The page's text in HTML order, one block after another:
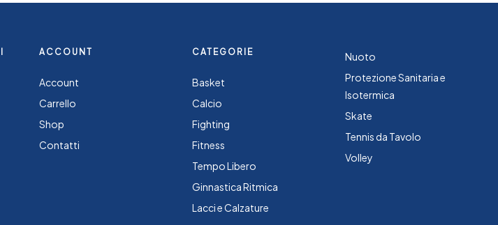
ACCOUNT
Account
Carrello
Shop
Contatti
CATEGORIE
Basket
Calcio
Fighting
Fitness
Tempo Libero
Ginnastica Ritmica
Lacci e Calzature
Nuoto
Protezione Sanitaria e
Isotermica
Skate
Tennis da Tavolo
Volley